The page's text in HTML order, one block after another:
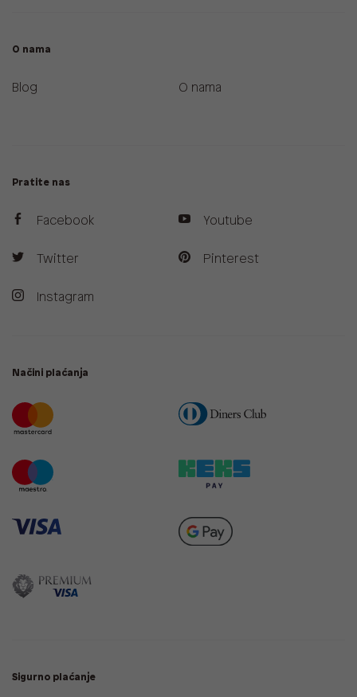
O nama
Blog O nama
Pratite nas
Facebook
Twitter
Instagram
Youtube
Pinterest
Načini plaćanja
Sigurno plaćanje